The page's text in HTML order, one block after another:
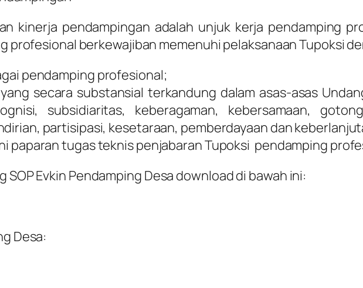
kinerja pendampingan adalah unjuk kerja pendamping
profesional berkewajiban memenuhi pelaksanaan Tupoksi
pendamping profesional;
secara substansial terkandung dalam asas-asas
subsidiaritas, keberagaman, kebersamaan,
partisipasi, kesetaraan, pemberdayaan dan
paparan tugas teknis penjabaran Tupoksi pendamping
Evkin Pendamping Desa download di bawah ini:
Desa: